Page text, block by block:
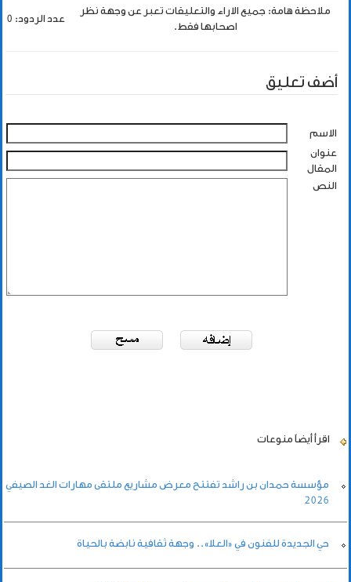
ملاحظة هامة: جميع الاراء والتعليقات تعبر عن وجهة نظر
اصحابها فقط.
عدد الردود: 0
أضف تعليق
الاسم
عنوان
المقال
النص
اقرأ أيضاً منوعات
مؤسسة حمدان بن راشد تفتتح معرض مشاريع ملتقى مهارات الغد الصيفي
2026
حي الجديدة للفنون في «العلا».. وجهة ثقافية نابضة بالحياة